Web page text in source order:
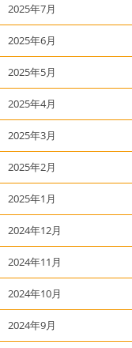
2025年7月
2025年6月
2025年5月
2025年4月
2025年3月
2025年2月
2025年1月
2024年12月
2024年11月
2024年10月
2024年9月